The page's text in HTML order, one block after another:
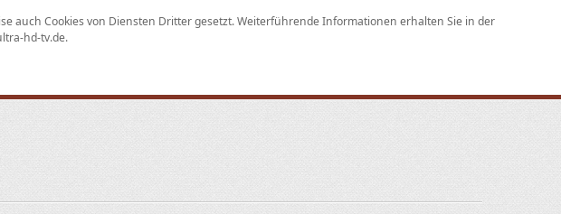
auch Cookies von Diensten Dritter gesetzt. Weiterführende Informationen erhalten Sie in der
hd-tv.de.